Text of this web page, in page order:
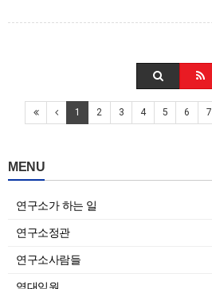
1 2 3 4 5 6 7
MENU
연구소가 하는 일
연구소정관
연구소사람들